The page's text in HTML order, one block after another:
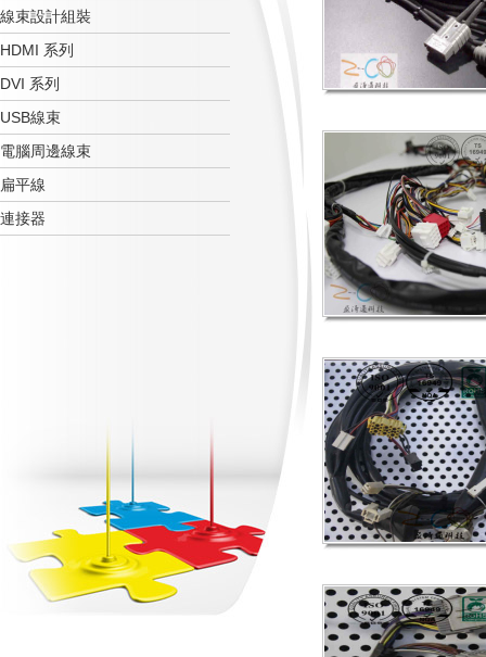
線束設計組裝
HDMI 系列
DVI 系列
USB線束
電腦周邊線束
扁平線
連接器